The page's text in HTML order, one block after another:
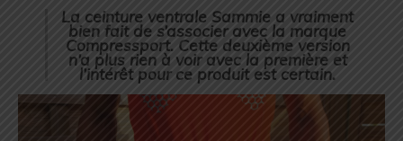
La ceinture ventrale Sammie a vraiment
bien fait de s’associer avec la marque
Compressport. Cette deuxième version
n’a plus rien à voir avec la première et
l’intérêt pour ce produit est certain.